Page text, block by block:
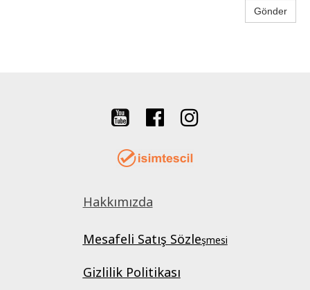
Gönder
  
Hakkımızda
Mesafeli Satış Sözleşmesi
Gizlilik Politikası